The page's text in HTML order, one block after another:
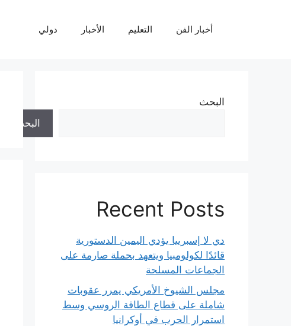
أخبار الفن التعليم الأخبار دولي
البحث
البحث
Recent Posts
دي لا إسبرييا يؤدي اليمين الدستورية
قائدًا لكولومبيا ويتعهد بحملة صارمة على
الجماعات المسلحة
مجلس الشيوخ الأمريكي يمرر عقوبات
شاملة على قطاع الطاقة الروسي وسط
استمرار الحرب في أوكرانيا